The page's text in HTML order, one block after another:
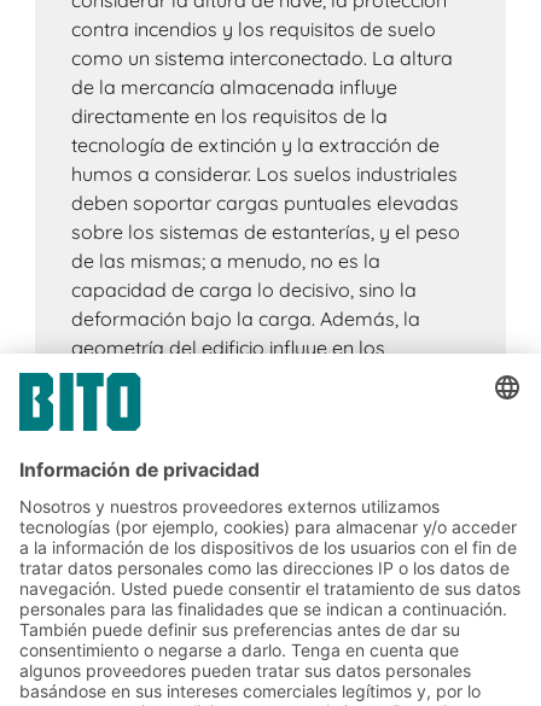
contra incendios y los requisitos de suelo
como un sistema interconectado. La altura
de la mercancía almacenada influye
directamente en los requisitos de la
tecnología de extinción y la extracción de
humos a considerar. Los suelos industriales
deben soportar cargas puntuales elevadas
sobre los sistemas de estanterías, y el peso
de las mismas; a menudo, no es la
capacidad de carga lo decisivo, sino la
deformación bajo la carga. Además, la
geometría del edificio influye en los
conceptos de protección contra incendios y
coordinación temprana de estos factores
genera seguridad en la planificación, agiliza
renovaciones.